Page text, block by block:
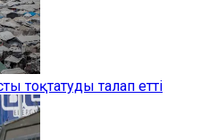
тоқтатуды талап етті